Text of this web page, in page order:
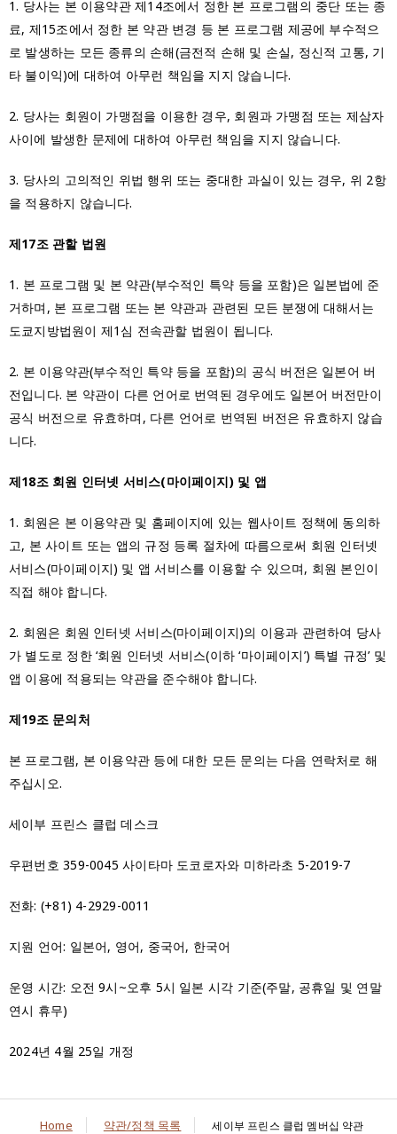
1. 당사는 본 이용약관 제14조에서 정한 본 프로그램의 중단 또는 종
료, 제15조에서 정한 본 약관 변경 등 본 프로그램 제공에 부수적으
로 발생하는 모든 종류의 손해(금전적 손해 및 손실, 정신적 고통, 기
타 불이익)에 대하여 아무런 책임을 지지 않습니다.
2. 당사는 회원이 가맹점을 이용한 경우, 회원과 가맹점 또는 제삼자
사이에 발생한 문제에 대하여 아무런 책임을 지지 않습니다.
3. 당사의 고의적인 위법 행위 또는 중대한 과실이 있는 경우, 위 2항
을 적용하지 않습니다.
제17조 관할 법원
1. 본 프로그램 및 본 약관(부수적인 특약 등을 포함)은 일본법에 준
거하며, 본 프로그램 또는 본 약관과 관련된 모든 분쟁에 대해서는
도쿄지방법원이 제1심 전속관할 법원이 됩니다.
2. 본 이용약관(부수적인 특약 등을 포함)의 공식 버전은 일본어 버
전입니다. 본 약관이 다른 언어로 번역된 경우에도 일본어 버전만이
공식 버전으로 유효하며, 다른 언어로 번역된 버전은 유효하지 않습
니다.
제18조 회원 인터넷 서비스(마이페이지) 및 앱
1. 회원은 본 이용약관 및 홈페이지에 있는 웹사이트 정책에 동의하
고, 본 사이트 또는 앱의 규정 등록 절차에 따름으로써 회원 인터넷
서비스(마이페이지) 및 앱 서비스를 이용할 수 있으며, 회원 본인이
직접 해야 합니다.
2. 회원은 회원 인터넷 서비스(마이페이지)의 이용과 관련하여 당사
가 별도로 정한 ‘회원 인터넷 서비스(이하 ‘마이페이지’) 특별 규정’ 및
앱 이용에 적용되는 약관을 준수해야 합니다.
제19조 문의처
본 프로그램, 본 이용약관 등에 대한 모든 문의는 다음 연락처로 해
주십시오.
세이부 프린스 클럽 데스크
우편번호 359-0045 사이타마 도코로자와 미하라초 5-2019-7
전화: (+81) 4-2929-0011
지원 언어: 일본어, 영어, 중국어, 한국어
운영 시간: 오전 9시~오후 5시 일본 시각 기준(주말, 공휴일 및 연말
연시 휴무)
2024년 4월 25일 개정
Home 약관/정책 목록 세이부 프린스 클럽 멤버십 약관